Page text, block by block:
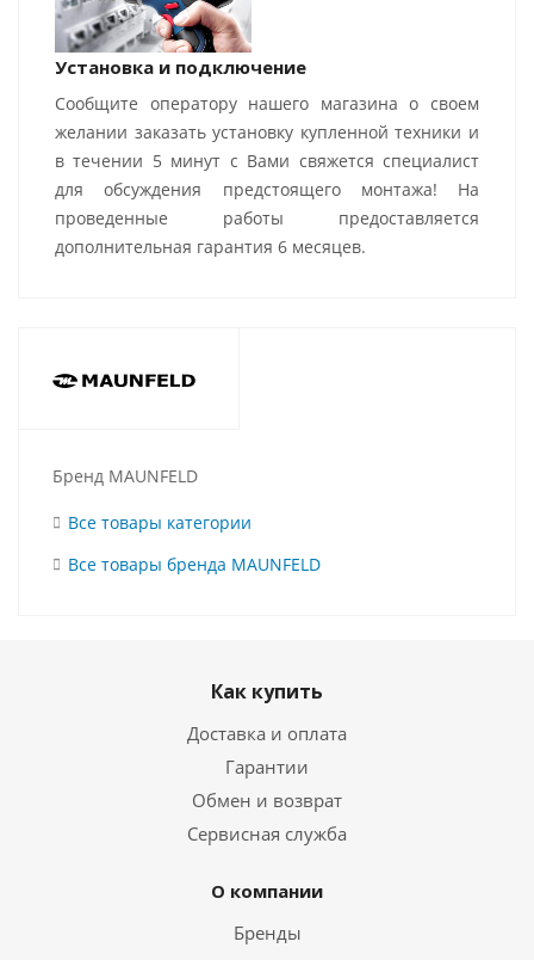
Установка и подключение
Сообщите оператору нашего магазина о своем
желании заказать установку купленной техники и
в течении 5 минут с Вами свяжется специалист
для обсуждения предстоящего монтажа! На
проведенные работы предоставляется
дополнительная гарантия 6 месяцев.
Бренд MAUNFELD
Все товары категории
Все товары бренда MAUNFELD
Как купить
Доставка и оплата
Гарантии
Обмен и возврат
Сервисная служба
О компании
Бренды